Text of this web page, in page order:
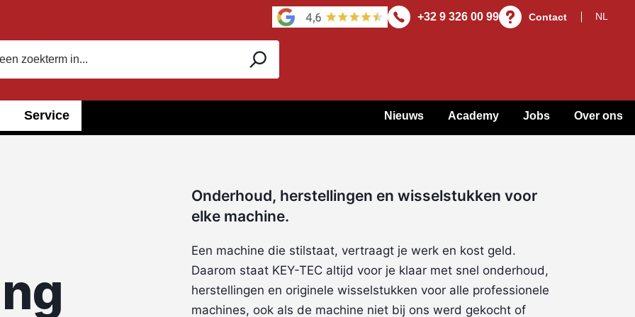
+32 9 326 00 99 Contact
Service Nieuws Academy Jobs Over ons
Onderhoud, herstellingen en wisselstukken voor
elke machine.
Een machine die stilstaat, vertraagt je werk en kost geld.
Daarom staat KEY-TEC altijd voor je klaar met snel onderhoud,
herstellingen en originele wisselstukken voor alle professionele
machines, ook als de machine niet bij ons werd gekocht of